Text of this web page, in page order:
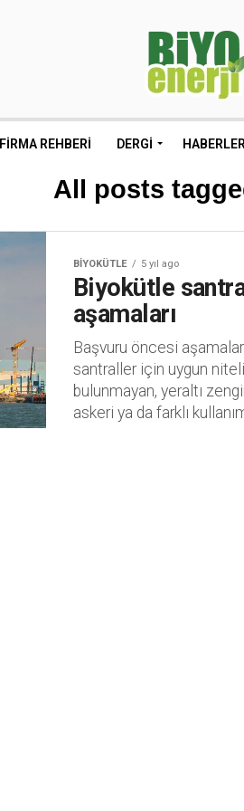
FIRMA REHBERI DERGI
All posts
BIYOKÜTLE 5 yıl ago
Biyokütle
aşamaları
Başvuru öncesi
santraller için uygun
bulunmayan, yeraltı
askeri ya da farklı